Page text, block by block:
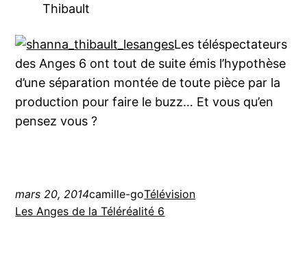
Thibault
Les téléspectateurs
des Anges 6 ont tout de suite émis l’hypothèse
d’une séparation montée de toute pièce par la
production pour faire le buzz… Et vous qu’en
pensez vous ?
mars 20, 2014camille-goTélévision
Les Anges de la Téléréalité 6